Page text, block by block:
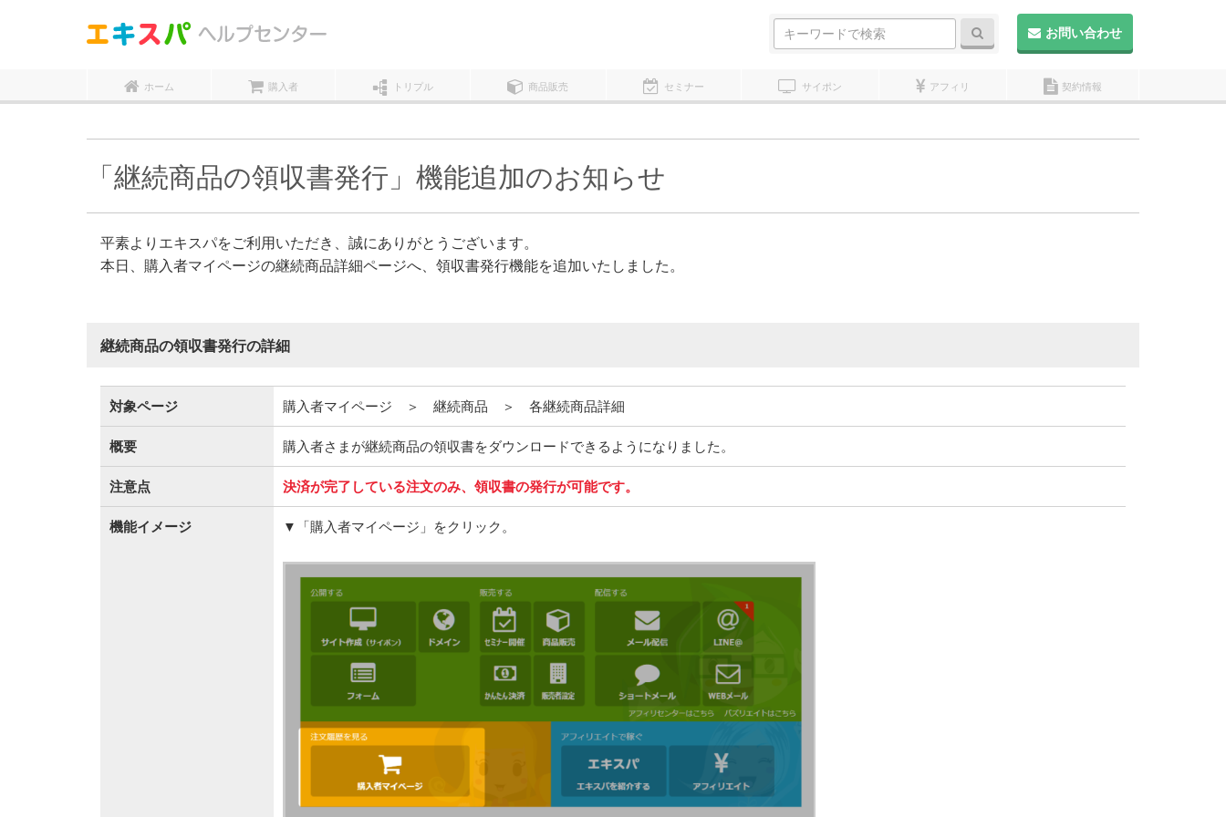
お問い合わせ
検
ホーム 購入者 トリプル 商品販売 セミナー サイポン アフィリ 契約情報
「継続商品の領収書発行」機能追加のお知らせ
平素よりエキスパをご利用いただき、誠にありがとうございます。
本日、購入者マイページの継続商品詳細ページへ、領収書発行機能を追加いたしました。
継続商品の領収書発行の詳細
対象ページ 購入者マイページ ＞ 継続商品 ＞ 各継続商品詳細
概要 購入者さまが継続商品の領収書をダウンロードできるようになりました。
注意点 決済が完了している注文のみ、領収書の発行が可能です。
機能イメージ ▼「購入者マイページ」をクリック。